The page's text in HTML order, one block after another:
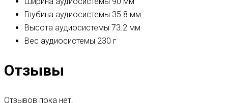
Глубина аудиосистемы 35.8 мм
Высота аудиосистемы 73.2 мм
Вес аудиосистемы 230 г
Отзывы
Отзывов пока нет.